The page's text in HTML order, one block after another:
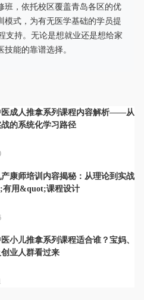
班，依托校区覆盖青岛各区的优
模式，为有无医学基础的学员提
支持。无论是想就业还是想给家
能的靠谱选择。
医成人推拿系列课程内容解析——从
的系统化学习路径
康师培训内容揭秘：从理论到实战
有用&quot;课程设计
小儿推拿系列课程适合谁？宝妈、
业人群看过来